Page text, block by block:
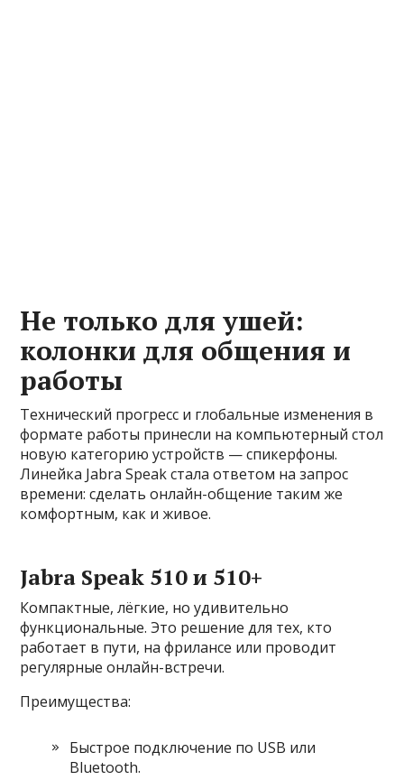
Не только для ушей:
колонки для общения и
работы
Технический прогресс и глобальные изменения в
формате работы принесли на компьютерный стол
новую категорию устройств — спикерфоны.
Линейка Jabra Speak стала ответом на запрос
времени: сделать онлайн-общение таким же
комфортным, как и живое.
Jabra Speak 510 и 510+
Компактные, лёгкие, но удивительно
функциональные. Это решение для тех, кто
работает в пути, на фрилансе или проводит
регулярные онлайн-встречи.
Преимущества:
Быстрое подключение по USB или
Bluetooth.